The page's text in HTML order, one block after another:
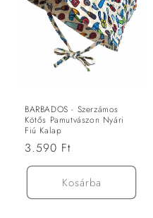
BARBADOS - Szerzámos
Kötős Pamutvászon Nyári
Fiú Kalap
Normál
ár
3.590 Ft
Kosárba